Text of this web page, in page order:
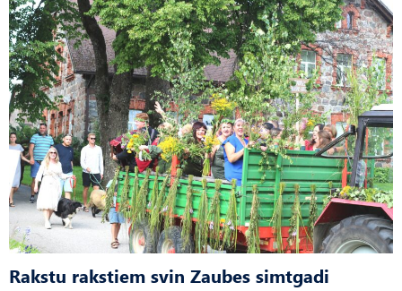
Rakstu rakstiem svin Zaubes simtgadi